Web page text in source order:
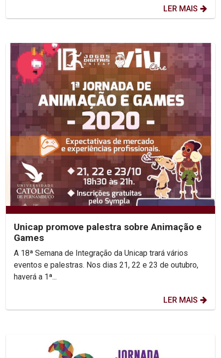
LER MAIS
Unicap promove palestra sobre Animação e
Games
A 18ª Semana de Integração da Unicap trará vários
eventos e palestras. Nos dias 21, 22 e 23 de outubro,
haverá a 1ª...
LER MAIS